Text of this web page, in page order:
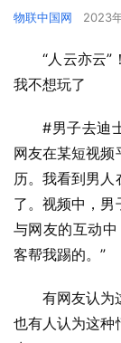
物联中国网 2023
“人云亦云”
我不想玩了
#男子去迪
网友在某短视
历。我看到男
了。视频中，
与网友的互动
客帮我踢的。”
有网友认为
也有人认为这种